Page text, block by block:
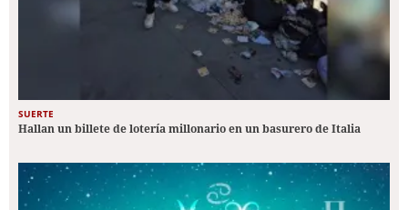
SUERTE
Hallan un billete de lotería millonario en un basurero de Italia